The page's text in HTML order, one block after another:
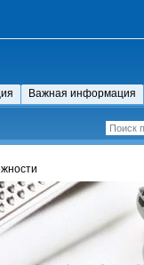
Важная информация